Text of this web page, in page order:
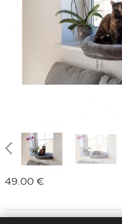
49.00 €